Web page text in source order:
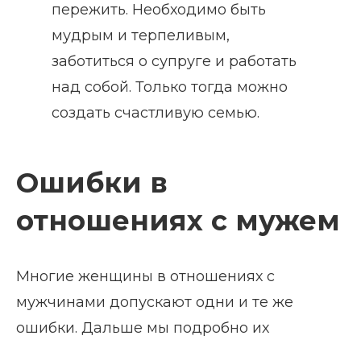
пережить. Необходимо быть
мудрым и терпеливым,
заботиться о супруге и работать
над собой. Только тогда можно
создать счастливую семью.
Ошибки в
отношениях с мужем
Многие женщины в отношениях с
мужчинами допускают одни и те же
ошибки. Дальше мы подробно их